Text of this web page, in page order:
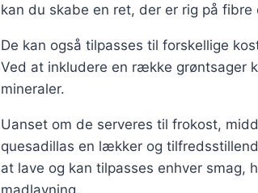
kan du skabe en ret, der er rig på fibre
De kan også tilpasses til forskellige
Ved at inkludere en række grøntsager
mineraler.
Uanset om de serveres til frokost,
quesadillas en lækker og
at lave og kan tilpasses enhver smag,
madlavning.